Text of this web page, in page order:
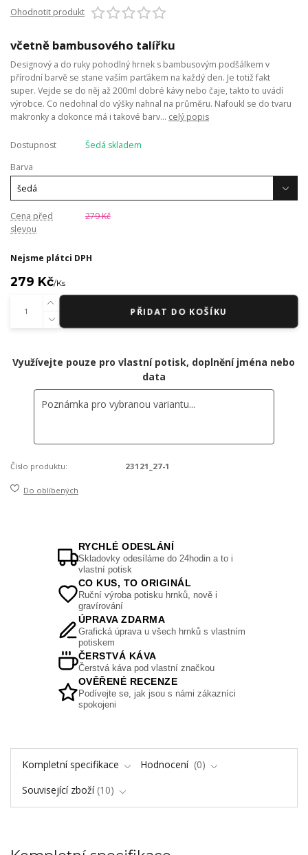
Ohodnotit produkt
včetně bambusového talířku
Designový a do ruky pohodlný hrnek s bambusovým podšálkem v
přírodní barvě se stane vaším parťákem na každý den. Je totiž fakt
super. Vejde se do něj až 200ml dobré kávy nebo čaje, takto to uvádí
výrobce. Co nedohnal do výšky nahnal na průměru. Nafoukl se do tvaru
makronky a dokonce má i takové barv... celý popis
Dostupnost
Šedá skladem
Barva
Cena před
slevou
279 Kč
Nejsme plátci DPH
279 Kč/Ks
PŘIDAT DO KOŠÍKU
Využívejte pouze pro vlastní potisk, doplnění jména nebo
data
Číslo produktu: 23121_27-1
Do oblíbených
RYCHLÉ ODESLÁNÍ
Skladovky odesíláme do 24hodin a to i
vlastní potisk
CO KUS, TO ORIGINÁL
Ruční výroba potisku hrnků, nově i
gravírování
ÚPRAVA ZDARMA
Grafická úprava u všech hrnků s vlastním
potiskem
ČERSTVÁ KÁVA
Čerstvá káva pod vlastní značkou
OVĚŘENÉ RECENZE
Podívejte se, jak jsou s námi zákazníci
spokojeni
Kompletní specifikace Hodnocení
0
Související zboží 10